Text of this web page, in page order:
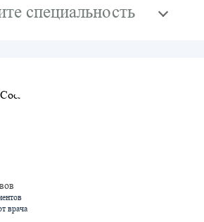
специальность
врача